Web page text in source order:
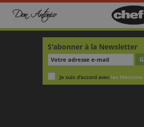
S'abonner à la Newsletter
Je suis d'accord avec les Mentions